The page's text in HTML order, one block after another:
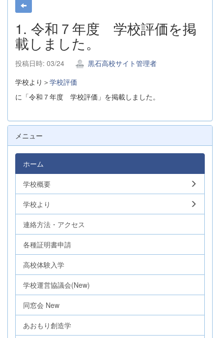
1. 令和７年度 学校評価を掲
載しました。
投稿日時: 03/24
黒石高校サイト管理者
学校より＞学校評価
に「令和７年度 学校評価」を掲載しました。
メニュー
ホーム
学校概要
学校より
連絡方法・アクセス
各種証明書申請
高校体験入学
学校運営協議会(New)
同窓会 New
あおもり創造学